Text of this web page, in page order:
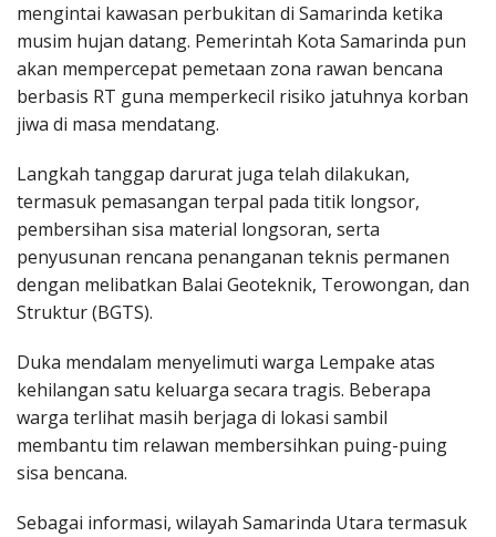
mengintai kawasan perbukitan di Samarinda ketika
musim hujan datang. Pemerintah Kota Samarinda pun
akan mempercepat pemetaan zona rawan bencana
berbasis RT guna memperkecil risiko jatuhnya korban
jiwa di masa mendatang.
Langkah tanggap darurat juga telah dilakukan,
termasuk pemasangan terpal pada titik longsor,
pembersihan sisa material longsoran, serta
penyusunan rencana penanganan teknis permanen
dengan melibatkan Balai Geoteknik, Terowongan, dan
Struktur (BGTS).
Duka mendalam menyelimuti warga Lempake atas
kehilangan satu keluarga secara tragis. Beberapa
warga terlihat masih berjaga di lokasi sambil
membantu tim relawan membersihkan puing-puing
sisa bencana.
Sebagai informasi, wilayah Samarinda Utara termasuk